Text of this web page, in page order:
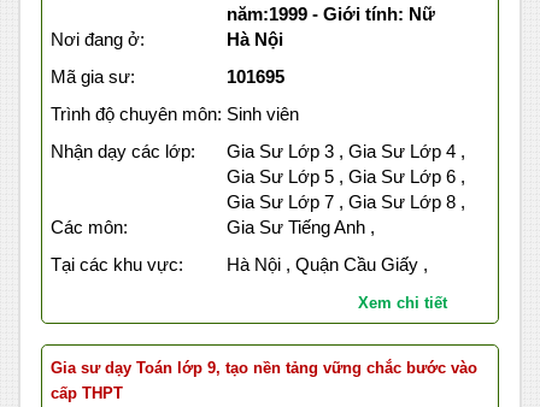
năm:1999 - Giới tính: Nữ
Nơi đang ở:
Hà Nội
Mã gia sư:
101695
Trình độ chuyên môn: Sinh viên
Nhận dạy các lớp:
Gia Sư Lớp 3 , Gia Sư Lớp 4 ,
Gia Sư Lớp 5 , Gia Sư Lớp 6 ,
Gia Sư Lớp 7 , Gia Sư Lớp 8 ,
Các môn:
Gia Sư Tiếng Anh ,
Tại các khu vực:
Hà Nội , Quận Cầu Giấy ,
Xem chi tiết
Gia sư dạy Toán lớp 9, tạo nền tảng vững chắc bước vào
cấp THPT